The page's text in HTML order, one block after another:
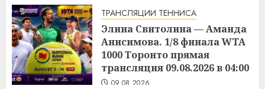
ТРАНСЛЯЦИИ ТЕННИСА
Элина Свитолина — Аманда
Анисимова. 1/8 финала WTA
1000 Торонто прямая
трансляция 09.08.2026 в 04:00
09.08.2026